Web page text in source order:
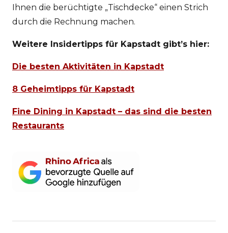
Ihnen die berüchtigte „Tischdecke“ einen Strich
durch die Rechnung machen.
Weitere Insidertipps für Kapstadt gibt’s hier:
Die besten Aktivitäten in Kapstadt
8 Geheimtipps für Kapstadt
Fine Dining in Kapstadt – das sind die besten
Restaurants